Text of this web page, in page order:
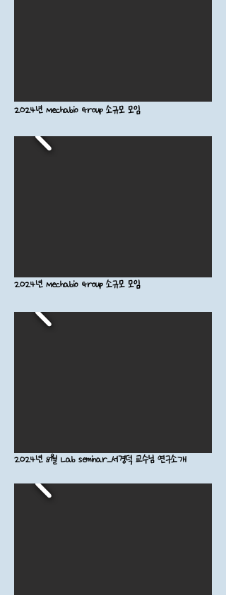
2024년 Mechabio Group 소규모 모임
2024년 Mechabio Group 소규모 모임
2024년 8월 Lab seminar_서경덕 교수님 연구소개